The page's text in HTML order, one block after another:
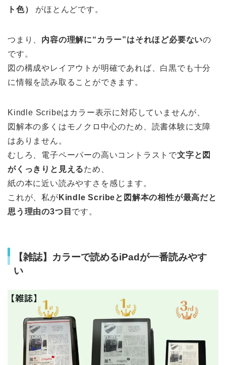
ト色）
がほとんどです。
つまり、 内容の理解に“カラー”はそれほど必要ないの
です。
図の構成やレイアウトが明確であれば、白黒でも十分
に情報を読み取ることができます。
Kindle Scribeはカラー表示に対応していませんが、
図解本の多くはモノクロ中心のため、読書体験に支障
はありません。
むしろ、電子ペーパーの高いコントラストで文字と図
がくっきりと見えるため、
紙の本に近い読みやすさを感じます。
これが、私が Kindle Scribeと図解本の相性が最高だと
思う理由の3つ目 です。
【雑誌】カラーで読めるiPadが一番読みやす
い